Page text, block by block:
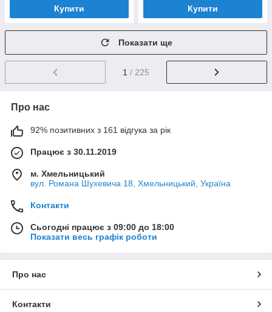
Купити Купити
Показати ще
1 / 225
Про нас
92% позитивних з 161 відгука за рік
Працює з 30.11.2019
м. Хмельницький
вул. Романа Шухевича 18, Хмельницький, Україна
Контакти
Сьогодні працює з 09:00 до 18:00
Показати весь графік роботи
Про нас
Контакти